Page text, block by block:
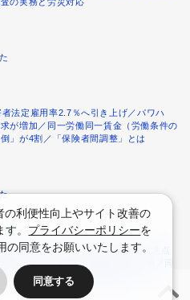
法定雇用率2.7％へ引き上げ／パワハ
が増加／同一労働同一賃金（労働条件の
」が4割／「保険者間調整」とは
分による「減給」の法的上限と注意点
に急増／外国人労働者の労災増加／同
るか）／2026年春季労使交渉
利便性向上やサイト改善の
。 プライバシーポリシーを
同意をお願いいたします。
同意する